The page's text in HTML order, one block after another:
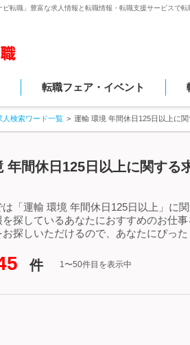
転職」豊富な求人情報と転職情報・転職支援サービスで転
転職フェア・イベント
人検索ワード一覧 運輸 環境 年間休日125日以上に
年間休日125日以上に関する
「運輸 環境 年間休日125日以上」に
探しているあなたにおすすめのお仕
探しいただけるので、あなたにぴっ
件 1〜50件目を表示中